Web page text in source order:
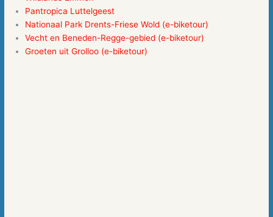
Pantropica Luttelgeest
Nationaal Park Drents-Friese Wold (e-biketour)
Vecht en Beneden-Regge-gebied (e-biketour)
Groeten uit Grolloo (e-biketour)